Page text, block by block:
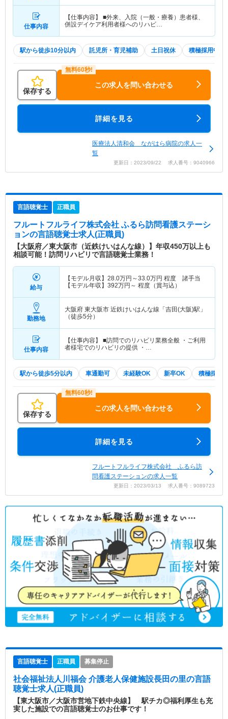
仕事内容
【仕事内容】 ■外来、入院（一般・療養）患者様、
併設デイケア利用者様へのリハビ…
駅から徒歩10分以内 託児所・育児補助 土日祝休 積極採用中
保存する
この求人を問い合わせる
詳細を見る
医療法人清和会 ながはら病院の求人一
覧
更新日：2023/09/22 求人番号：9040966
言語聴覚士 正職員
フルートフルライフ株式会社 ふるら訪問看護ステーシ
ョンの言語聴覚士求人(正職員)
【大阪府／東大阪市（近鉄けいはんな線）】年収450万以上も
相談可能！訪問リハビリで言語聴覚士業務！
給与
【モデル月収】 28.0万円～33.0万円 程度 諸手当
【モデル年収】 392万円～ 程度（賞与込）
勤務地
大阪府 東大阪市 近鉄けいはんな線「吉田(大阪)駅」
（徒歩5分）
仕事内容
【仕事内容】 ■訪問でのリハビリ業務全般 ・ご利用
者様宅でのリハビリの提供 ・…
駅から徒歩5分以内 車通勤可 未経験OK 新卒OK 積極採用
保存する
この求人を問い合わせる
詳細を見る
フルートフルライフ株式会社 ふるら訪
問看護ステーションの求人一覧
更新日：2023/03/13 求人番号：9089723
言語聴覚士 正職員 募集停止
社会福祉法人川福会 介護老人保健施設長田の里の言語
聴覚士求人(正職員)
【東大阪市／大阪市営地下鉄中央線】 駅チカ◎福利厚生も充
実した施設での言語聴覚士のお仕事です！